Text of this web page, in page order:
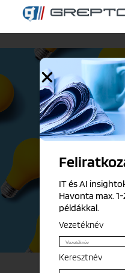
Dynamics
A jövő az új
IT és AI
Havonta max.
példákkal.
Vezetéknév
Keresztnév